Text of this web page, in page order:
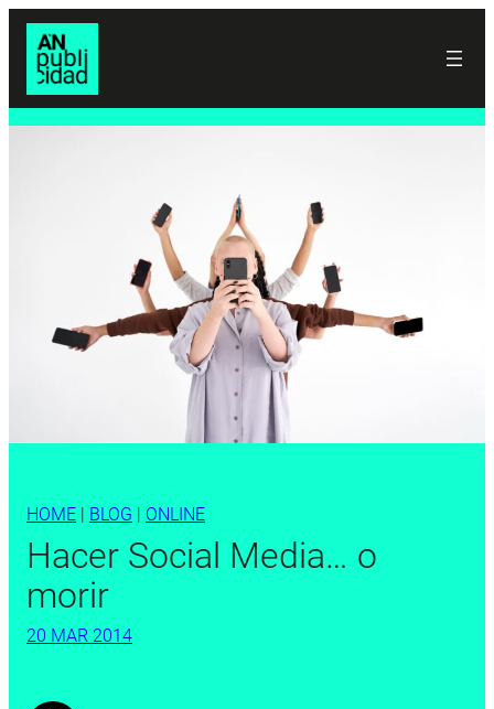
HOME | BLOG | ONLINE
Hacer Social Media… o
morir
20 MAR 2014